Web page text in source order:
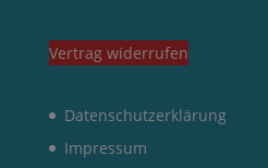
Vertrag widerrufen
Datenschutzerklärung
Impressum